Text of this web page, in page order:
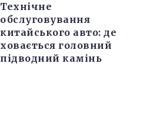
Технічне
обслуговування
китайського авто: де
ховається головний
підводний камінь